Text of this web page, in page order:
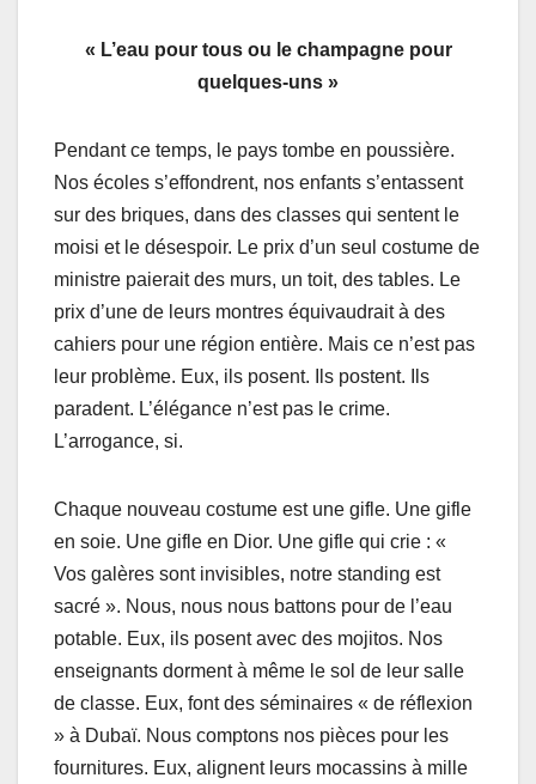
« L’eau pour tous ou le champagne pour
quelques-uns »
Pendant ce temps, le pays tombe en poussière.
Nos écoles s’effondrent, nos enfants s’entassent
sur des briques, dans des classes qui sentent le
moisi et le désespoir. Le prix d’un seul costume de
ministre paierait des murs, un toit, des tables. Le
prix d’une de leurs montres équivaudrait à des
cahiers pour une région entière. Mais ce n’est pas
leur problème. Eux, ils posent. Ils postent. Ils
paradent. L’élégance n’est pas le crime.
L’arrogance, si.
Chaque nouveau costume est une gifle. Une gifle
en soie. Une gifle en Dior. Une gifle qui crie : «
Vos galères sont invisibles, notre standing est
sacré ». Nous, nous nous battons pour de l’eau
potable. Eux, ils posent avec des mojitos. Nos
enseignants dorment à même le sol de leur salle
de classe. Eux, font des séminaires « de réflexion
» à Dubaï. Nous comptons nos pièces pour les
fournitures. Eux, alignent leurs mocassins à mille